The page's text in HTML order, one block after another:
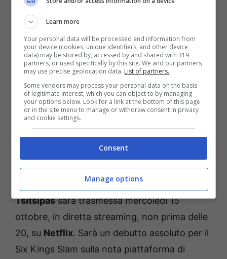
Come vedere Sinner-Tsitsipas in diretta tv e in streaming
(AnsaFoto) – Bettingnews.it
Jannik Sinner e Stefanos
Tsitsipassarà trasmessa mercoledì 15
ottobre, in diretta streaming, non prima delle
20, su Netflix. Sarà un debutto assoluto per il
Six Kings Slam sulla nota piattaforma di
Learn more
Your personal data will be processed and information from
your device (cookies, unique identifiers, and other device
data) may be stored by, accessed by and shared with 319
partners, or used specifically by this site. We and our partners
may use precise geolocation data. List of partners.
Some vendors may process your personal data on the basis
of legitimate interest, which you can object to by managing
your options below. Look for a link at the bottom of this page
or in the site menu to manage or withdraw consent in privacy
and cookie settings.
Consent
Manage options